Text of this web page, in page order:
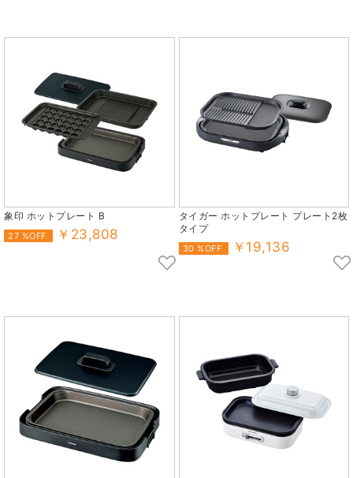
象印 ホットプレート B
27 %OFF ￥23,808
タイガー ホットプレート プレート2枚
タイプ
30 %OFF ￥19,136